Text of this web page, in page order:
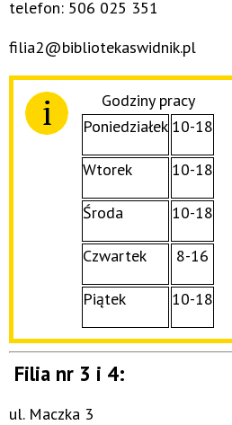
telefon: 506 025 351
filia2@bibliotekaswidnik.pl
Godziny pracy
Poniedziałek 10-18
Wtorek 10-18
Środa 10-18
Czwartek 8-16
Piątek 10-18
Filia nr 3 i 4:
ul. Maczka 3